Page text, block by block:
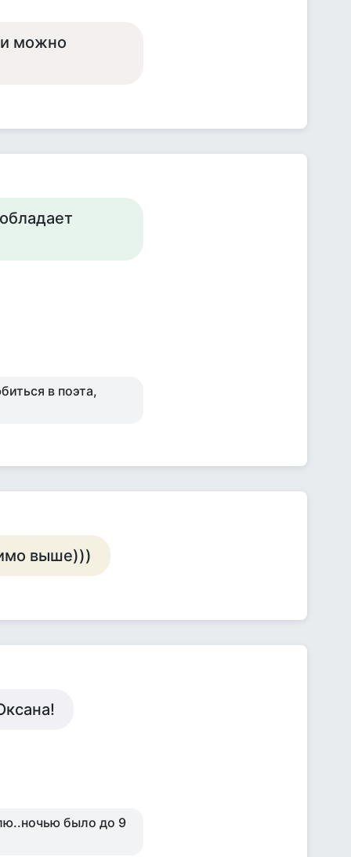
можно
в поэта,
выше)))
было до 9